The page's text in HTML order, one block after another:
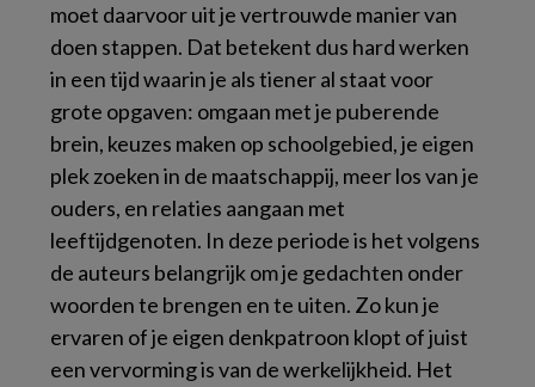
moet daarvoor uit je vertrouwde manier van
doen stappen. Dat betekent dus hard werken
in een tijd waarin je als tiener al staat voor
grote opgaven: omgaan met je puberende
brein, keuzes maken op schoolgebied, je eigen
plek zoeken in de maatschappij, meer los van je
ouders, en relaties aangaan met
leeftijdgenoten. In deze periode is het volgens
de auteurs belangrijk om je gedachten onder
woorden te brengen en te uiten. Zo kun je
ervaren of je eigen denkpatroon klopt of juist
een vervorming is van de werkelijkheid. Het